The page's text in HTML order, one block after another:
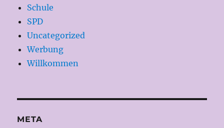
Schule
SPD
Uncategorized
Werbung
Willkommen
META